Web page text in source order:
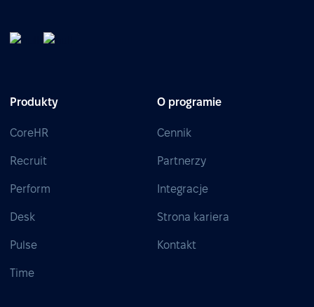
Produkty
CoreHR
Recruit
Perform
Desk
Pulse
Time
O programie
Cennik
Partnerzy
Integracje
Strona kariera
Kontakt